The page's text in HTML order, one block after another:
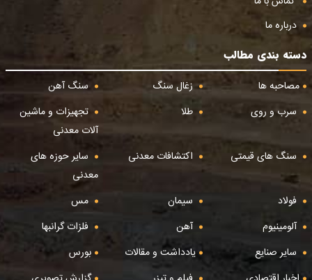
درباره ما
دسته بندی مطالب
مصاحبه ها
زغال سنگ
سنگ آهن
سرب و روی
طلا
تجهیزات و ماشین
آلات معدنی
سنگ های قیمتی
اکتشافات معدنی
سایر حوزه های
معدنی
فولاد
سیمان
مس
آلومینیوم
آهن
فلزات گرانبها
سایر صنایع
یادداشت و مقالات
بورس